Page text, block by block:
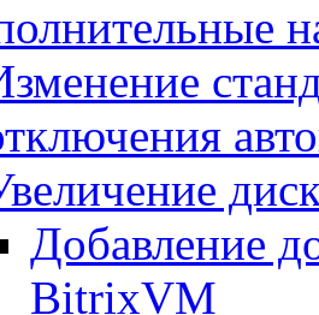
Добавление
BitrixVM